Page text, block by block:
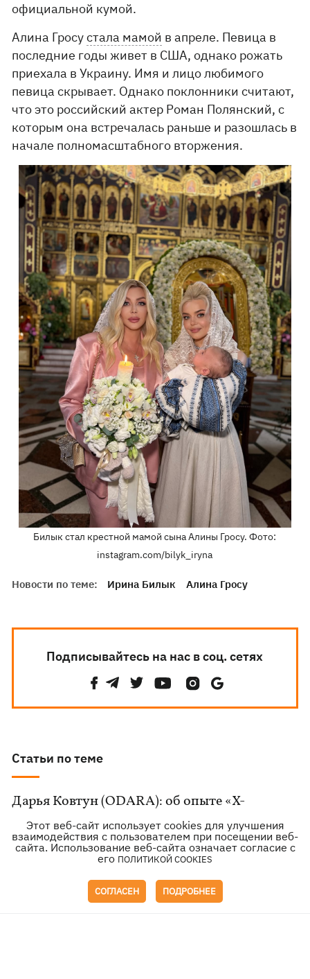
официальной кумой.
Алина Гросустала мамой в апреле. Певица в
последние годы живет в США, однако рожать
приехала в Украину. Имя и лицо любимого
певица скрывает. Однако поклонники считают,
что это российский актер Роман Полянский, с
которым она встречалась раньше и разошлась в
начале полномасштабного вторжения.
Билык стал крестной мамой сына Алины Гросу. Фото:
instagram.com/bilyk_iryna
Новости по теме: Ирина Билык Алина Гросу
Подписывайтесь на нас в соц. сетях
Статьи по теме
Дарья Ковтун (ODARA): об опыте «Х-
Фактора», материнстве, браке с Евгением
Хмарой и новой себе
Сериалы августа-2026: возвращение «Теда
Лассо», злословящие коты и молодежная
Этот веб-сайт использует cookies для улучшения
взаимодействия с пользователем при посещении веб-
сайта. Использование веб-сайта означает согласие с
его ПОЛИТИКОЙ COOKIES
СОГЛАСЕН ПОДРОБНЕЕ